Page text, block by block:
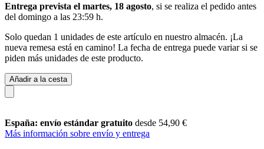
Entrega prevista el martes, 18 agosto, si se realiza el pedido antes
del domingo a las 23:59 h.
Solo quedan 1 unidades de este artículo en nuestro almacén. ¡La
nueva remesa está en camino! La fecha de entrega puede variar si se
piden más unidades de este producto.
Añadir a la cesta
España: envío estándar gratuito desde 54,90 €
Más información sobre envío y entrega